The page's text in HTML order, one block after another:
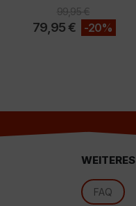
99,95€
79,95€ -20%
WEITERES
FAQ